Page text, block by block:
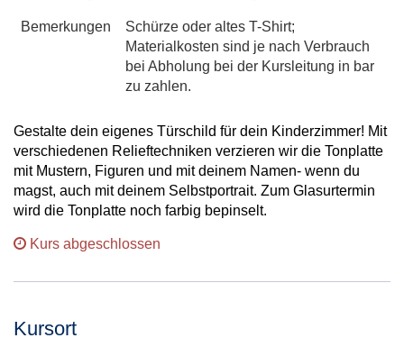
Bemerkungen
Schürze oder altes T-Shirt;
Materialkosten sind je nach Verbrauch
bei Abholung bei der Kursleitung in bar
zu zahlen.
Gestalte dein eigenes Türschild für dein Kinderzimmer! Mit
verschiedenen Relieftechniken verzieren wir die Tonplatte
mit Mustern, Figuren und mit deinem Namen- wenn du
magst, auch mit deinem Selbstportrait. Zum Glasurtermin
wird die Tonplatte noch farbig bepinselt.
Kurs abgeschlossen
Kursort